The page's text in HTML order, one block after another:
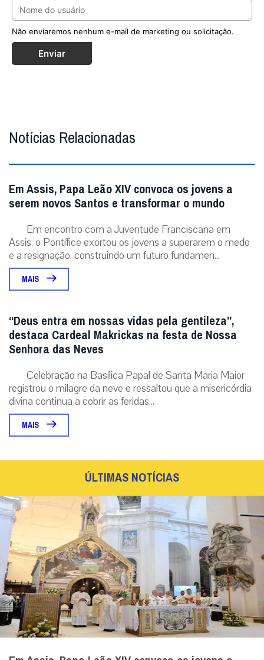
Não enviaremos nenhum e-mail de marketing ou solicitação.
Enviar
Notícias Relacionadas
Em Assis, Papa Leão XIV convoca os jovens a
serem novos Santos e transformar o mundo
Em encontro com a Juventude Franciscana em
Assis, o Pontífice exortou os jovens a superarem o medo
e a resignação, construindo um futuro fundamen...
MAIS
“Deus entra em nossas vidas pela gentileza”,
destaca Cardeal Makrickas na festa de Nossa
Senhora das Neves
Celebração na Basílica Papal de Santa Maria Maior
registrou o milagre da neve e ressaltou que a misericórdia
divina continua a cobrir as feridas...
MAIS
ÚLTIMAS NOTÍCIAS